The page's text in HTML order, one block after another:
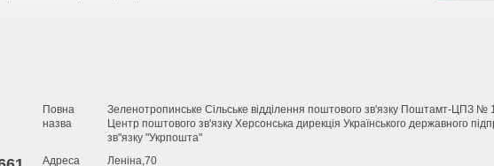
Повна
назва
Зеленотропинське Сільське відділення поштового зв'язку Поштамт-ЦПЗ
Центр поштового зв'язку Херсонська дирекція Українського державного
зв"язку "Укрпошта"
Адреса
Леніна,70